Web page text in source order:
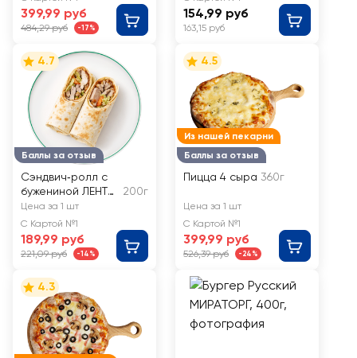
399,99 руб
484,29 руб -17%
154,99 руб
163,15 руб
Баллы за отзыв
4.7
Сэндвич‑ролл с
бужениной ЛЕНТА
FRESH
200г
Цена за 1 шт
С Картой №1
189,99 руб
221,09 руб -14%
Из нашей пекарни
Баллы за отзыв
4.5
Пицца 4 сыра 360г
Цена за 1 шт
С Картой №1
399,99 руб
526,39 руб -24%
4.3